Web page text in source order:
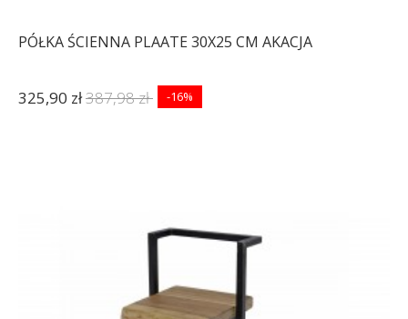
PÓŁKA ŚCIENNA PLAATE 30X25 CM AKACJA
325,90 zł387,98 zł -16%